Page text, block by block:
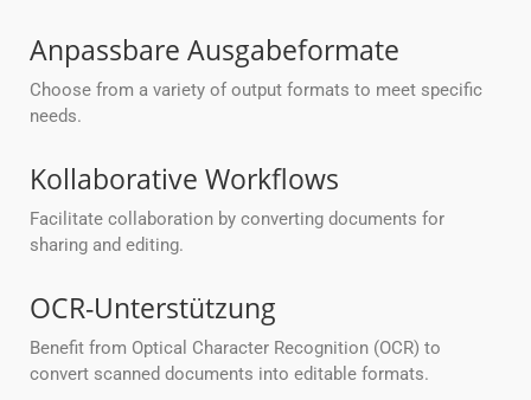
Anpassbare Ausgabeformate
Choose from a variety of output formats to meet specific
needs.
Kollaborative Workflows
Facilitate collaboration by converting documents for
sharing and editing.
OCR-Unterstützung
Benefit from Optical Character Recognition (OCR) to
convert scanned documents into editable formats.